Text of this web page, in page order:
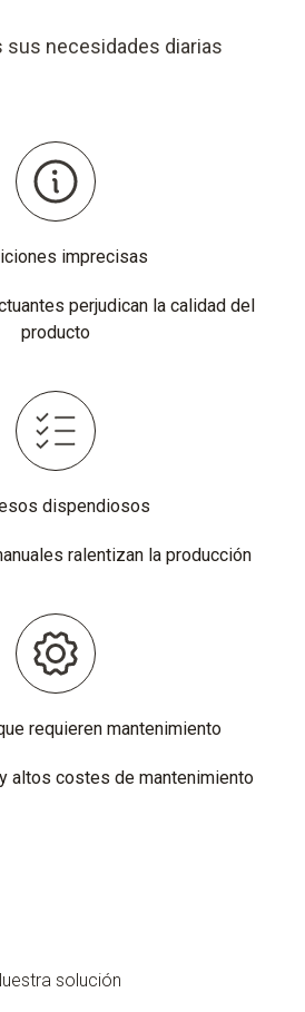
sus necesidades diarias
imprecisas
perjudican la calidad del
producto
dispendiosos
ralentizan la producción
requieren mantenimiento
altos costes de mantenimiento
solución